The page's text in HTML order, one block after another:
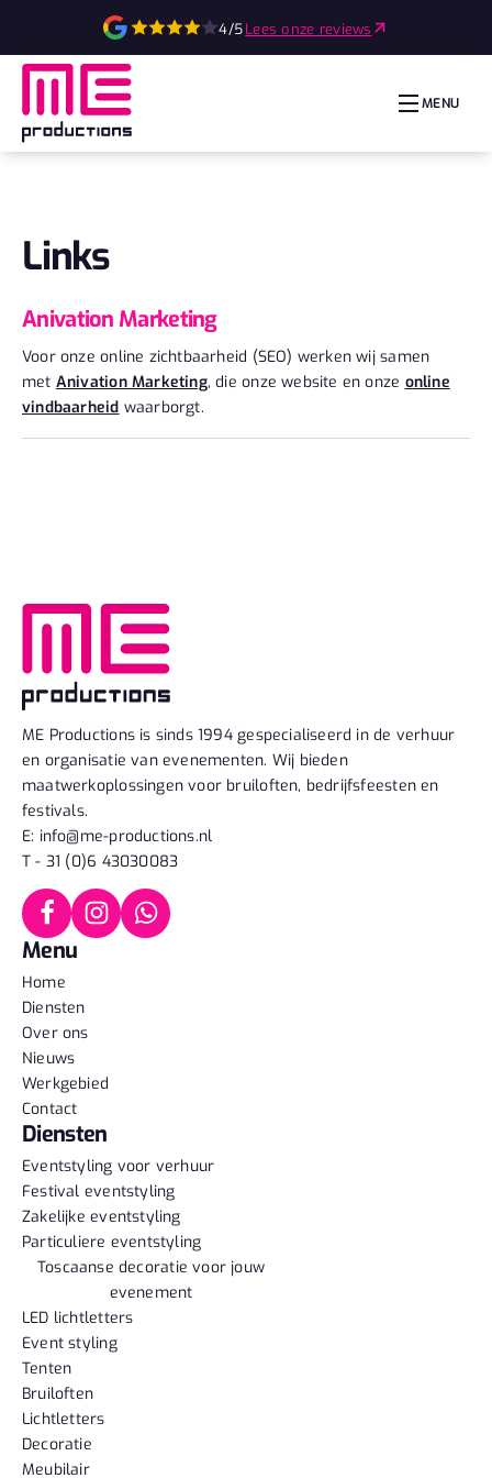
4/5Lees onze reviews
MENU
Links
Anivation Marketing
Voor onze online zichtbaarheid (SEO) werken wij samen
met Anivation Marketing, die onze website en onze online
vindbaarheid waarborgt.
ME Productions is sinds 1994 gespecialiseerd in de verhuur
en organisatie van evenementen. Wij bieden
maatwerkoplossingen voor bruiloften, bedrijfsfeesten en
festivals.
E: info@me-productions.nl
T - 31 (0)6 43030083
Menu
Home
Diensten
Over ons
Nieuws
Werkgebied
Contact
Diensten
Eventstyling voor verhuur
Festival eventstyling
Zakelijke eventstyling
Particuliere eventstyling
Toscaanse decoratie voor jouw
evenement
LED lichtletters
Event styling
Tenten
Bruiloften
Lichtletters
Decoratie
Meubilair